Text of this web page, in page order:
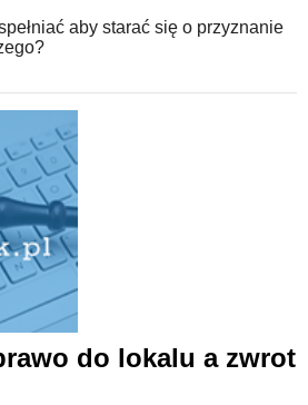
aby starać się o przyznanie
do lokalu a zwrot